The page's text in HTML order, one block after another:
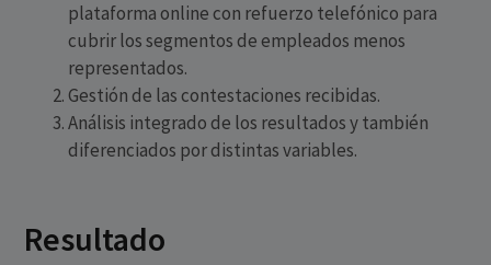
plataforma online con refuerzo telefónico para
cubrir los segmentos de empleados menos
representados.
Gestión de las contestaciones recibidas.
Análisis integrado de los resultados y también
diferenciados por distintas variables.
Resultado